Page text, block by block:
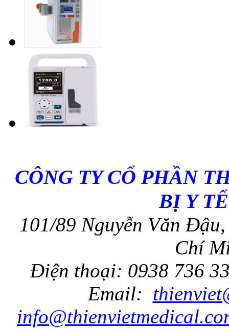
CÔNG TY CỔ PHẦN
BỊ Y
101/89 Nguyễn Văn
Chí
Điện thoại: 0938 736
Email: